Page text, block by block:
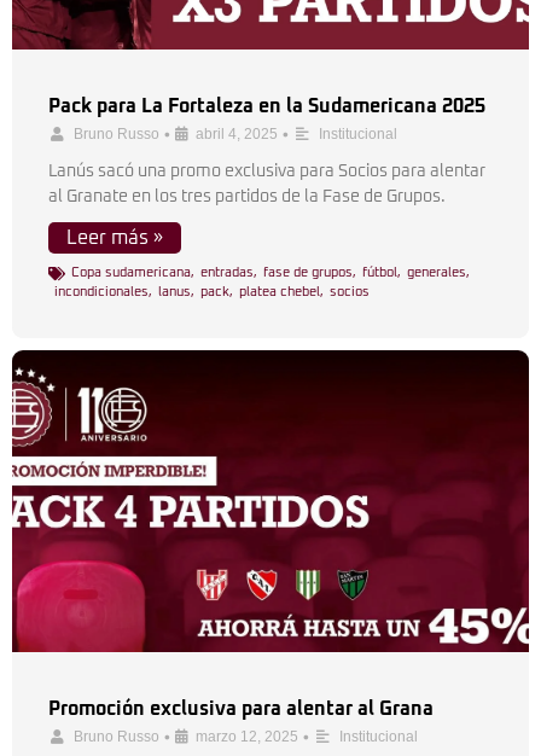
Pack para La Fortaleza en la Sudamericana 2025
Bruno Russo • abril 4, 2025 • Institucional
Lanús sacó una promo exclusiva para Socios para alentar
al Granate en los tres partidos de la Fase de Grupos.
Leer más »
Copa sudamericana, entradas, fase de grupos, fútbol , generales,
incondicionales, lanus, pack, platea chebel , socios
Promoción exclusiva para alentar al Grana
Bruno Russo • marzo 12, 2025 • Institucional